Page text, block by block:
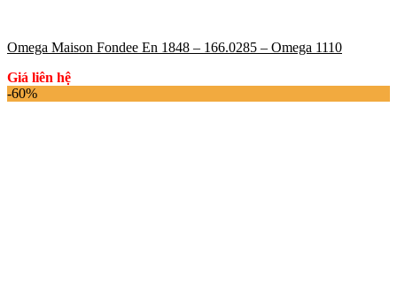
Omega Maison Fondee En 1848 – 166.0285 – Omega 1110
Giá liên hệ
-60%